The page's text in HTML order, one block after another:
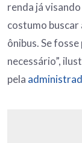
renda já
costumo
ônibus. Se
necessário”,
pela